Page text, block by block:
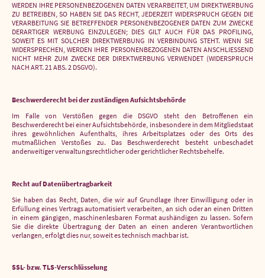
WERDEN IHRE PERSONENBEZOGENEN DATEN VERARBEITET, UM DIREKTWERBUNG
ZU BETREIBEN, SO HABEN SIE DAS RECHT, JEDERZEIT WIDERSPRUCH GEGEN DIE
VERARBEITUNG SIE BETREFFENDER PERSONENBEZOGENER DATEN ZUM ZWECKE
DERARTIGER WERBUNG EINZULEGEN; DIES GILT AUCH FÜR DAS PROFILING,
SOWEIT ES MIT SOLCHER DIREKTWERBUNG IN VERBINDUNG STEHT. WENN SIE
WIDERSPRECHEN, WERDEN IHRE PERSONENBEZOGENEN DATEN ANSCHLIESSEND
NICHT MEHR ZUM ZWECKE DER DIREKTWERBUNG VERWENDET (WIDERSPRUCH
NACH ART. 21 ABS. 2 DSGVO).
Beschwerde­recht bei der zuständigen Aufsichts­behörde
Im Falle von Verstößen gegen die DSGVO steht den Betroffenen ein
Beschwerderecht bei einer Aufsichtsbehörde, insbesondere in dem Mitgliedstaat
ihres gewöhnlichen Aufenthalts, ihres Arbeitsplatzes oder des Orts des
mutmaßlichen Verstoßes zu. Das Beschwerderecht besteht unbeschadet
anderweitiger verwaltungsrechtlicher oder gerichtlicher Rechtsbehelfe.
Recht auf Daten­übertrag­barkeit
Sie haben das Recht, Daten, die wir auf Grundlage Ihrer Einwilligung oder in
Erfüllung eines Vertrags automatisiert verarbeiten, an sich oder an einen Dritten
in einem gängigen, maschinenlesbaren Format aushändigen zu lassen. Sofern
Sie die direkte Übertragung der Daten an einen anderen Verantwortlichen
verlangen, erfolgt dies nur, soweit es technisch machbar ist.
SSL- bzw. TLS-Verschlüsselung